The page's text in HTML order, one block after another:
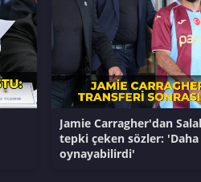
Jamie Carragher'dan
tepki çeken sözler:
oynayabilirdi'